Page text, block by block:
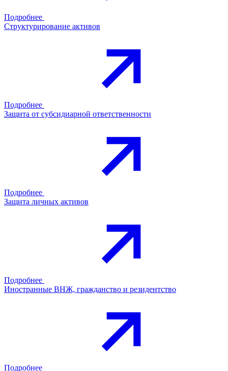
Подробнее
Структурирование активов
Подробнее
Защита от субсидиарной ответственности
Подробнее
Защита личных активов
Подробнее
Иностранные ВНЖ, гражданство и резидентство
Подробнее